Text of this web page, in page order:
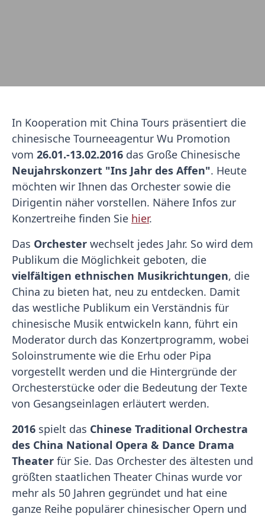
In Kooperation mit China Tours präsentiert die
chinesische Tourneeagentur Wu Promotion
vom 26.01.-13.02.2016 das Große Chinesische
Neujahrskonzert "Ins Jahr des Affen". Heute
möchten wir Ihnen das Orchester sowie die
Dirigentin näher vorstellen. Nähere Infos zur
Konzertreihe finden Sie hier.
Das Orchester wechselt jedes Jahr. So wird dem
Publikum die Möglichkeit geboten, die
vielfältigen ethnischen Musikrichtungen, die
China zu bieten hat, neu zu entdecken. Damit
das westliche Publikum ein Verständnis für
chinesische Musik entwickeln kann, führt ein
Moderator durch das Konzertprogramm, wobei
Soloinstrumente wie die Erhu oder Pipa
vorgestellt werden und die Hintergründe der
Orchesterstücke oder die Bedeutung der Texte
von Gesangseinlagen erläutert werden.
2016 spielt das Chinese Traditional Orchestra
des China National Opera & Dance Drama
Theater für Sie. Das Orchester des ältesten und
größten staatlichen Theater Chinas wurde vor
mehr als 50 Jahren gegründet und hat eine
ganze Reihe populärer chinesischer Opern und